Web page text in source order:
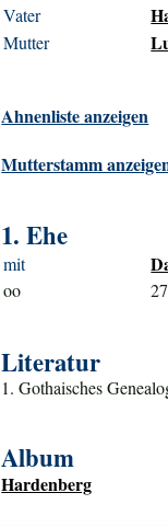
Vater
Mutter
Ahnenliste anzeigen
Mutterstamm
1. Ehe
mit
oo
Literatur
1. Gothaisches
Album
Hardenberg